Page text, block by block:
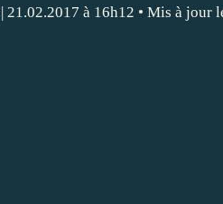
21.02.2017 à 16h12 • Mis à jour